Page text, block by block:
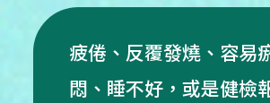
疲倦、反覆發燒、容易
悶、睡不好，或是健檢